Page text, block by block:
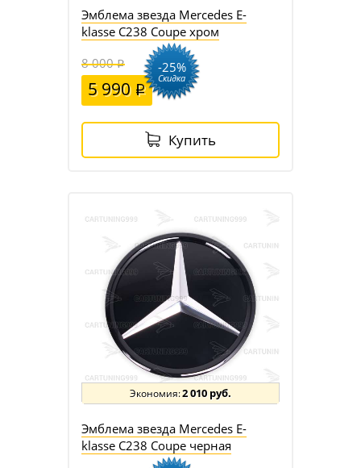
Эмблема звезда Mercedes E-
klasse C238 Coupe хром
8 000
5 990
-25%
Скидка
Купить
2 010 руб.
Эмблема звезда Mercedes E-
klasse C238 Coupe черная